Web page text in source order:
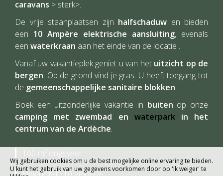
caravans > sterk>.
De vrije staanplaatsen zijn halfschaduw en bieden
een 10 Ampère elektrische aansluiting, evenals
een waterkraan aan het einde van de locatie .
Vanaf uw vakantieplek geniet u van het uitzicht op de
bergen. Op de grond vind je gras. U heeft toegang tot
de gemeenschappelijke sanitaire blokken.
Boek een uitzonderlijke vakantie in buiten op onze
camping met zwembad en waterparkin het
centrum van de Ardèche.
100 m² ongeveer
Wij gebruiken cookies om u de best mogelijke online ervaring te bieden.
U kunt het gebruik van uw gegevens voorkomen door op 'Ik weiger' te